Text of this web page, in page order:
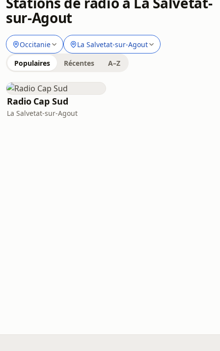
sur-Agout
Occitanie La Salvetat-sur-Agout
Populaires Récentes A–Z
Radio Cap Sud
La Salvetat-sur-Agout